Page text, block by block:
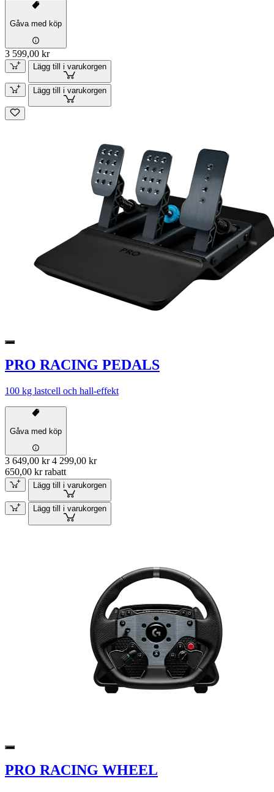
Gåva med köp
3 599,00 kr
Lägg till i varukorgen
Lägg till i varukorgen
PRO RACING PEDALS
100 kg lastcell och hall-effekt
Gåva med köp
3 649,00 kr 4 299,00 kr
650,00 kr rabatt
Lägg till i varukorgen
Lägg till i varukorgen
PRO RACING WHEEL